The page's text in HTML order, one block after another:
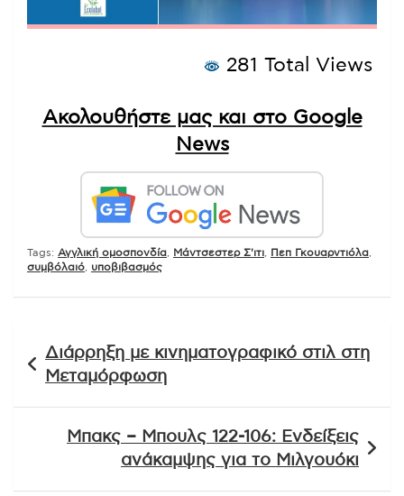
281 Total Views
Ακολουθήστε μας και στο Google
News
Tags: Αγγλική ομοσπονδία Μάντσεστερ Σ'ιτι Πεπ Γκουαρντιόλα
συμβόλαιό
υποβιβασμός
άρθρων
Διάρρηξη με κινηματογραφικό στιλ στη
Μεταμόρφωση
Μπακς – Μπουλς 122-106: Ενδείξεις
ανάκαμψης για το Μιλγουόκι